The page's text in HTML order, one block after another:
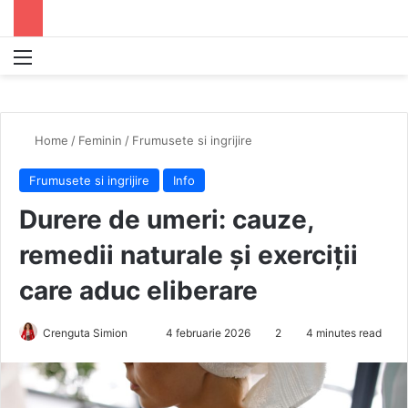
Home / Feminin / Frumusete si ingrijire
Frumusete si ingrijire Info
Durere de umeri: cauze,
remedii naturale și exerciții
care aduc eliberare
Crenguta Simion
d
4 februarie 2026 2 4 minutes read